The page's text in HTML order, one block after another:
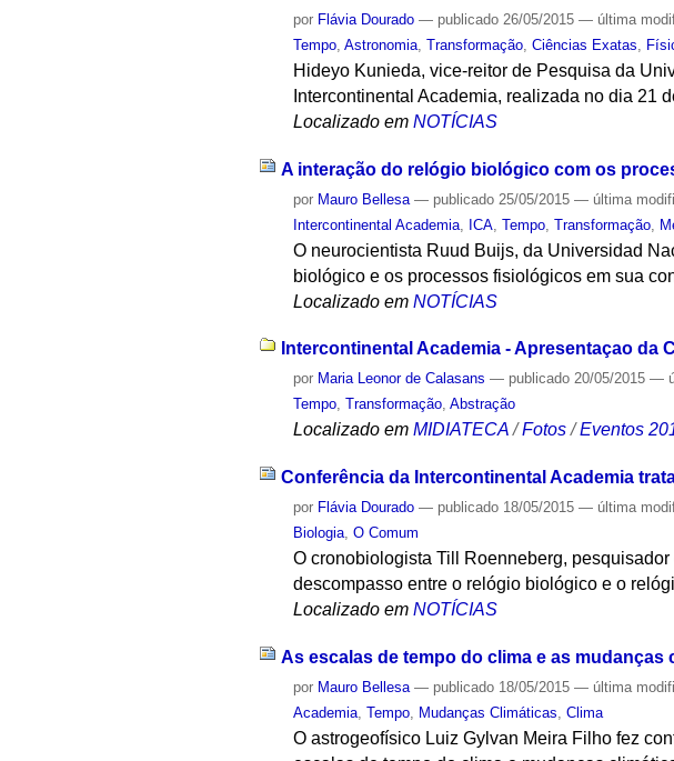
por Flávia Dourado — publicado 26/05/2015— última
Tempo ,Astronomia ,Transformação ,Ciências Exatas
Hideyo Kunieda, vice-reitor de Pesquisa da
Intercontinental Academia, realizada no dia 21
Localizado em NOTÍCIAS
A interação do relógio biológico com os
por Mauro Bellesa — publicado 25/05/2015— última
Intercontinental Academia ICA ,Tempo ,Transformação
O neurocientista Ruud Buijs, da Universidad
biológico e os processos fisiológicos em sua
Localizado em NOTÍCIAS
Intercontinental Academia - Apresentaçao da
por Maria Leonor de Calasans — publicado 20/05/2015—
Tempo,Transformação,Abstração
Localizado em MIDIATECA /Fotos /Eventos
Conferência da Intercontinental Academia
por Flávia Dourado — publicado 18/05/2015— última
Biologia ,O Comum
O cronobiologista Till Roenneberg,
descompasso entre o relógio biológico e o
Localizado em NOTÍCIAS
As escalas de tempo do clima e as mudanças
por Mauro Bellesa — publicado 18/05/2015— última
Academia ,Tempo Mudanças Climáticas ,Clima
O astrogeofísico Luiz Gylvan Meira Filho fez